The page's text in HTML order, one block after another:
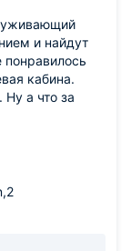
и найдут
кабина.
а что за